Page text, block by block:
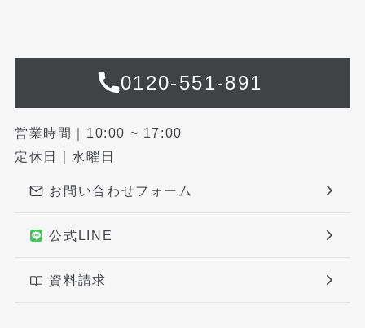
0120-551-891
営業時間｜10:00 ~ 17:00
定休日｜水曜日
お問い合わせフォーム
公式LINE
資料請求